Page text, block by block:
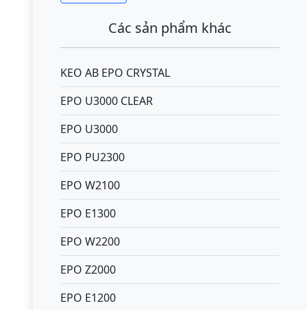
Các sản phẩm khác
KEO AB EPO CRYSTAL
EPO U3000 CLEAR
EPO U3000
EPO PU2300
EPO W2100
EPO E1300
EPO W2200
EPO Z2000
EPO E1200